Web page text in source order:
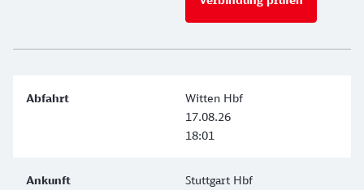
Witten Hbf
17.08.26
18:01
Stuttgart Hbf